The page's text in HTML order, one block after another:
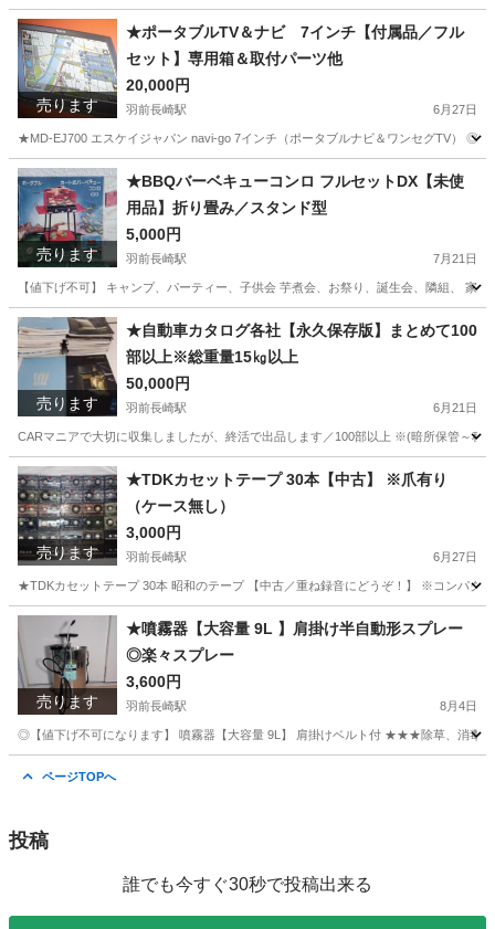
山形 東村山郡 羽前長崎駅 雑誌
売ります
★ポータブルTV＆ナビ 7インチ【付属品／フル
セット】専用箱＆取付パーツ他
20,000円
羽前長崎駅 6月27日
★MD-EJ700 エスケイジャパン navi-go 7インチ（ポータブルナビ＆ワンセグTV）
山形 東村山郡 羽前長崎駅 navi
売ります
★BBQバーベキューコンロ フルセットDX【未使
用品】折り畳み／スタンド型
5,000円
羽前長崎駅 7月21日
【値下げ不可】 キャンプ、パーティー、子供会 芋煮会、お祭り、誕生会、隣
山形 東村山郡 羽前長崎駅 年中行事用品 バーベキュー
売ります
★自動車カタログ各社【永久保存版】まとめて100
部以上※総重量15㎏以上
50,000円
羽前長崎駅 6月21日
CARマニアで大切に収集しましたが、終活で出品します／100部以上 ※(暗所保管～
山形 東村山郡 羽前長崎駅 SUZUKI
売ります
★TDKカセットテープ 30本【中古】 ※爪有り
（ケース無し）
3,000円
羽前長崎駅 6月27日
★TDKカセットテープ 30本 昭和のテープ 【中古／重ね録音にどうぞ！】 ※コンパク
山形 東村山郡 羽前長崎駅 オーディオ TDK
売ります
★噴霧器【大容量 9L 】肩掛け半自動形スプレー
◎楽々スプレー
3,600円
羽前長崎駅 8月4日
◎【値下げ不可になります】 噴霧器【大容量 9L】 肩掛けベルト付 ★★★除草、消毒
ページTOPへ
投稿
誰でも今すぐ30秒で投稿出来る